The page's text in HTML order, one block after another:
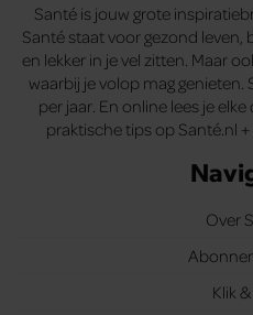
Santé is jouw grote
Santé staat voor gezond leven,
en lekker in je vel zitten. Maar
waarbij je volop mag genieten.
per jaar. En online lees je
praktische tips op Santé.nl
Over
Klik